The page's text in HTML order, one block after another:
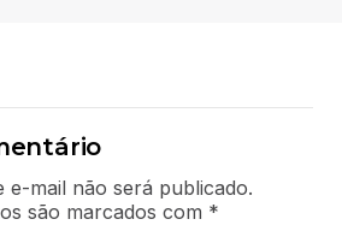
e-mail não será publicado.
são marcados com *